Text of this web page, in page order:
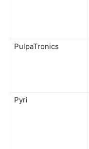
PulpaTronics
Pyri